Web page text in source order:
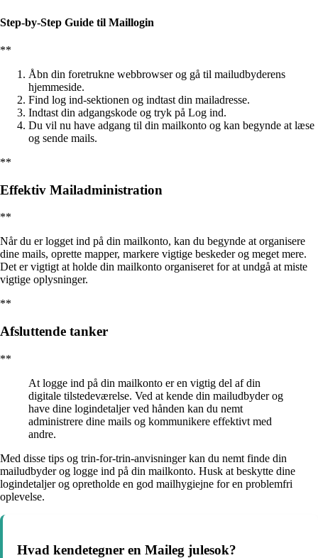
Step-by-Step Guide til Maillogin
**
Åbn din foretrukne webbrowser og gå til mailudbyderens
hjemmeside.
Find log ind-sektionen og indtast din mailadresse.
Indtast din adgangskode og tryk på Log ind.
Du vil nu have adgang til din mailkonto og kan begynde at læse
og sende mails.
**
Effektiv Mailadministration
**
Når du er logget ind på din mailkonto, kan du begynde at organisere
dine mails, oprette mapper, markere vigtige beskeder og meget mere.
Det er vigtigt at holde din mailkonto organiseret for at undgå at miste
vigtige oplysninger.
**
Afsluttende tanker
**
At logge ind på din mailkonto er en vigtig del af din
digitale tilstedeværelse. Ved at kende din mailudbyder og
have dine logindetaljer ved hånden kan du nemt
administrere dine mails og kommunikere effektivt med
andre.
Med disse tips og trin-for-trin-anvisninger kan du nemt finde din
mailudbyder og logge ind på din mailkonto. Husk at beskytte dine
logindetaljer og opretholde en god mailhygiejne for en problemfri
oplevelse.
Hvad kendetegner en Maileg julesok?